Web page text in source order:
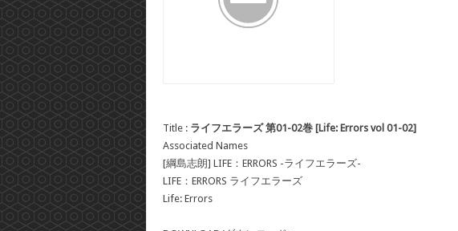
Title : ライフエラーズ 第01-02巻 [Life: Errors vol 01-02]
Associated Names
[綱島志朗] LIFE：ERRORS -ライフエラーズ-
LIFE：ERRORS ライフエラーズ
Life: Errors